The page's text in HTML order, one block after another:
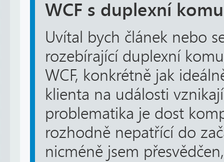
WCF s duplexní
Uvítal bych článek nebo
rozebírající duplexní
WCF, konkrétně jak
klienta na události
problematika je dost
rozhodně nepatřící do
nicméně jsem